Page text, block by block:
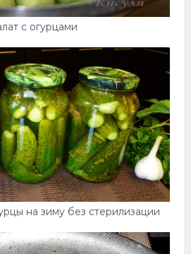
с огурцами
на зиму без стерилизации